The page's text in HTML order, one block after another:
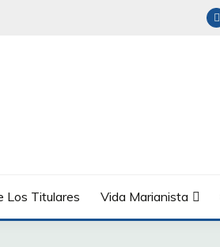
Los Titulares Vida Marianista